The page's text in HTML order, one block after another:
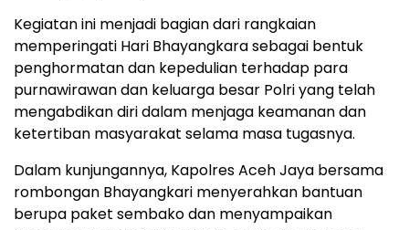
Kegiatan ini menjadi bagian dari rangkaian
memperingati Hari Bhayangkara sebagai bentuk
penghormatan dan kepedulian terhadap para
purnawirawan dan keluarga besar Polri yang telah
mengabdikan diri dalam menjaga keamanan dan
ketertiban masyarakat selama masa tugasnya.
Dalam kunjungannya, Kapolres Aceh Jaya bersama
rombongan Bhayangkari menyerahkan bantuan
berupa paket sembako dan menyampaikan